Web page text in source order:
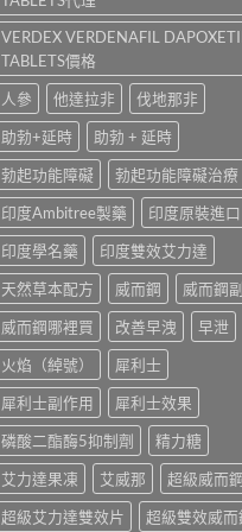
VERDEX VERDENAFIL
TABLETS價格
人參
他達拉非
伐地那非
助勃+延時
助勃 + 延時
勃起功能障礙
勃起功能障礙治療
印度Ambitree製藥
印度原裝進口
印度學名藥
印度雙效艾力達
天然草本配方
威而鋼
威而鋼
威而鋼哪裡買
改善早洩
早泄
火焰（綽號）
犀利士
犀利士副作用
犀利士效果
磷酸二酯酶5抑制劑
精力糖
艾力達果凍
艾威那
超級威而鋼
超級艾力達雙效片
超級雙效威而